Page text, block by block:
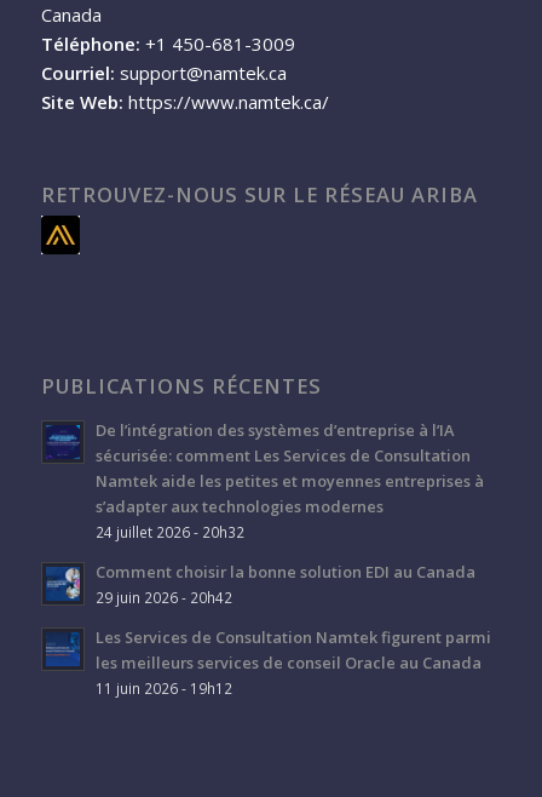
Canada
Téléphone: +1 450-681-3009
Courriel: support@namtek.ca
Site Web: https://www.namtek.ca/
RETROUVEZ-NOUS SUR LE RÉSEAU ARIBA
PUBLICATIONS RÉCENTES
De l’intégration des systèmes d’entreprise à l’IA
sécurisée: comment Les Services de Consultation
Namtek aide les petites et moyennes entreprises à
s’adapter aux technologies modernes
24 juillet 2026 - 20h32
Comment choisir la bonne solution EDI au Canada
29 juin 2026 - 20h42
Les Services de Consultation Namtek figurent parmi
les meilleurs services de conseil Oracle au Canada
11 juin 2026 - 19h12